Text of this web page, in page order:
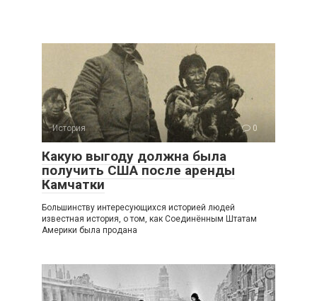
История 0
Какую выгоду должна была
получить США после аренды
Камчатки
Большинству интересующихся историей людей
известная история, о том, как Соединённым Штатам
Америки была продана